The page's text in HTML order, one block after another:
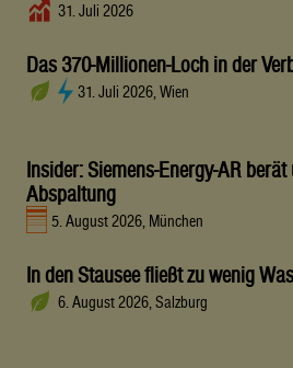
31. Juli 2026
Das 370-Millionen-Loch in der
31. Juli 2026, Wien
Insider: Siemens-Energy-AR
Abspaltung
5. August 2026, München
In den Stausee fließt zu wenig
6. August 2026, Salzburg